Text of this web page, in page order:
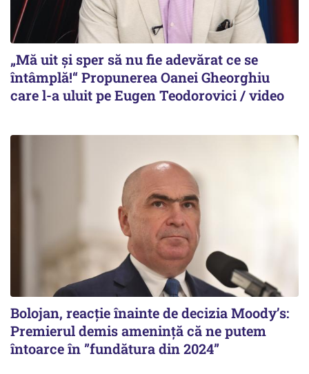
„Mă uit și sper să nu fie adevărat ce se
întâmplă!“ Propunerea Oanei Gheorghiu
care l-a uluit pe Eugen Teodorovici / video
Bolojan, reacție înainte de decizia Moody’s:
Premierul demis amenință că ne putem
întoarce în ”fundătura din 2024”